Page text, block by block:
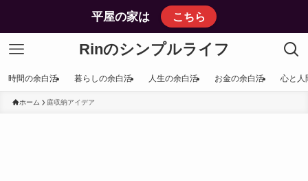
平屋の家は こちら
Rinのシンプルライフ
時間の余白活 暮らしの余白活 人生の余白活 お金の余白活 心と人
ホーム 庭収納アイデア